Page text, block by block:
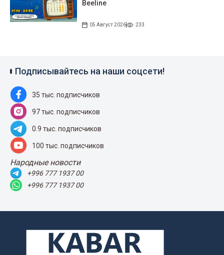
Beeline
05 Август 2026 233
Подписывайтесь на наши соцсети!
35 тыс. подписчиков
97 тыс. подписчиков
0.9 тыс. подписчиков
100 тыс. подписчиков
Народные новости
+996 777 1937 00
+996 777 1937 00